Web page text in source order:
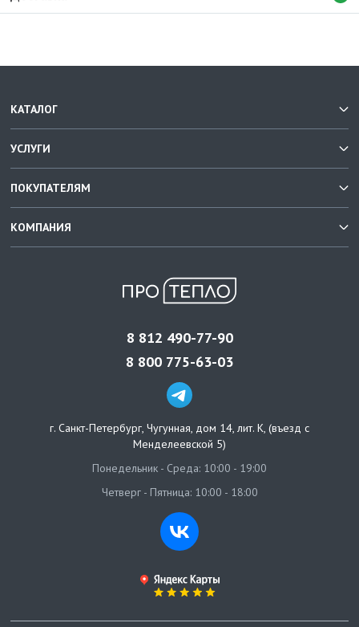
КАТАЛОГ
УСЛУГИ
ПОКУПАТЕЛЯМ
КОМПАНИЯ
8 812 490-77-90
8 800 775-63-03
г. Санкт-Петербург, Чугунная, дом 14, лит. К, (въезд с
Менделеевской 5)
Понедельник - Среда: 10:00 - 19:00
Четверг - Пятница: 10:00 - 18:00